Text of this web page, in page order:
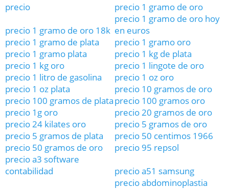
precio
precio 1 gramo de oro
precio 1 gramo de oro 18k
precio 1 gramo de oro hoy
en euros
precio 1 gramo de plata
precio 1 gramo oro
precio 1 gramo plata
precio 1 kg de plata
precio 1 kg oro
precio 1 lingote de oro
precio 1 litro de gasolina
precio 1 oz oro
precio 1 oz plata
precio 10 gramos de oro
precio 100 gramos de plataprecio 100 gramos oro
precio 1g oro
precio 20 gramos de oro
precio 24 kilates oro
precio 5 gramos de oro
precio 5 gramos de plata
precio 50 centimos 1966
precio 50 gramos de oro
precio 95 repsol
precio a3 software
contabilidad
precio a51 samsung
precio abdominoplastia